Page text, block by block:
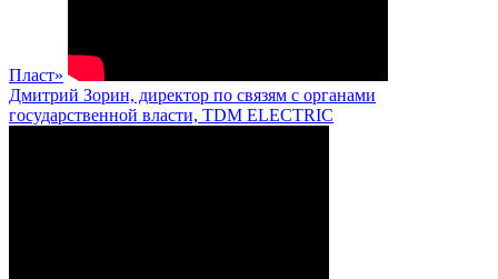
Пласт»
Дмитрий Зорин, директор по связям с органами
государственной власти, TDM ELECTRIC